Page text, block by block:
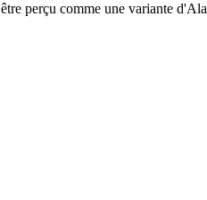
perçu comme une variante